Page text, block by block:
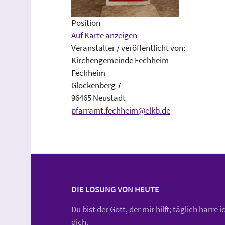
Position
Auf Karte anzeigen
Veranstalter / veröffentlicht von:
Kirchengemeinde Fechheim
Fechheim
Glockenberg 7
96465 Neustadt
pfarramt.fechheim@elkb.de
DIE LOSUNG VON HEUTE
Du bist der Gott, der mir hilft; täglich harre
dich.